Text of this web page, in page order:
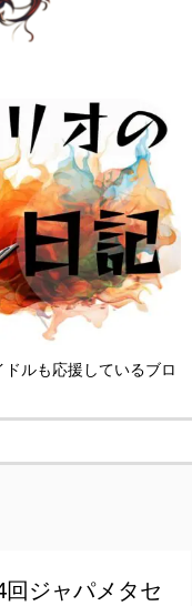
ルも応援しているブロ
ジャパメタセ